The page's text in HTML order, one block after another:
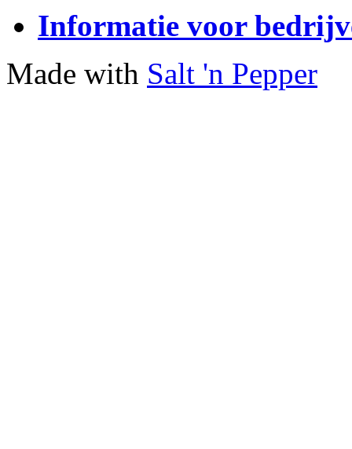
Informatie voor
Made with Salt 'n Pepper